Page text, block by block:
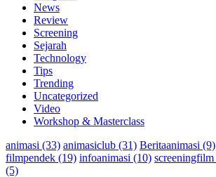
News
Review
Screening
Sejarah
Technology
Tips
Trending
Uncategorized
Video
Workshop & Masterclass
animasi (33) animasiclub (31) Beritaanimasi (9)
filmpendek (19) infoanimasi (10) screeningfilm
(5)